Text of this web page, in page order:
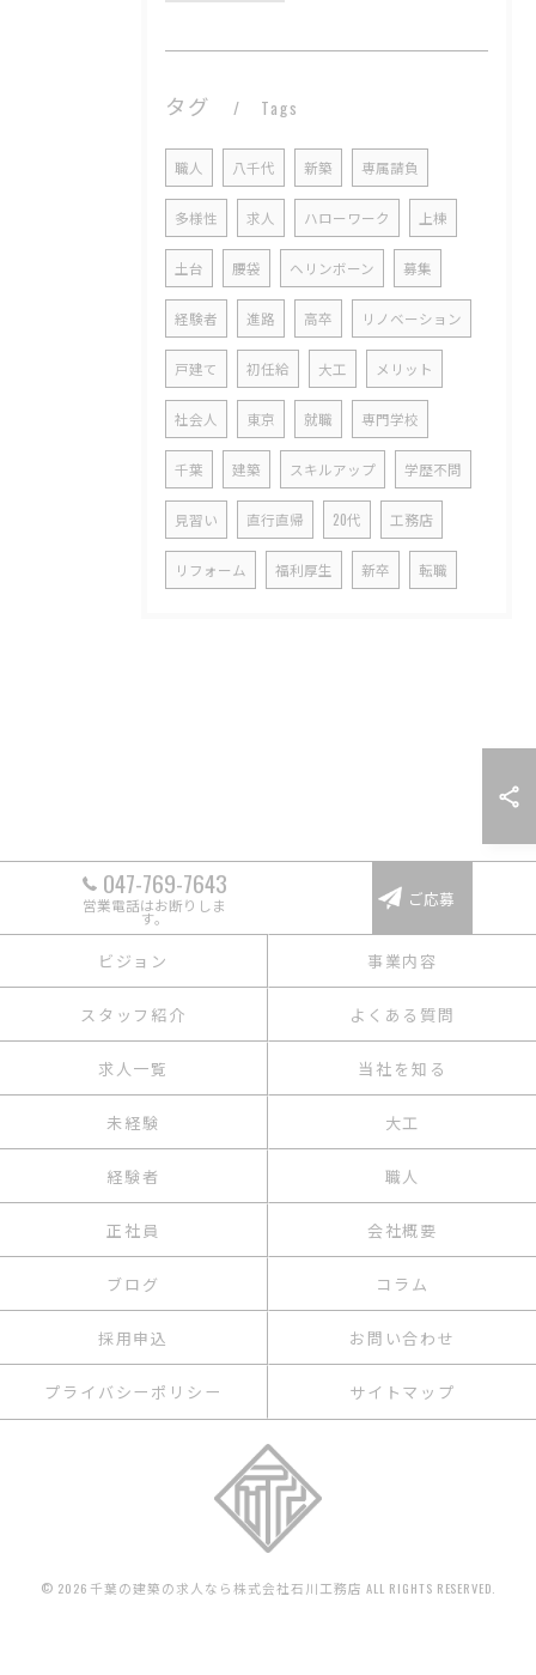
タグ Tags
職人 八千代 新築 専属請負
多様性 求人 ハローワーク 上棟
土台 腰袋 ヘリンボーン 募集
経験者 進路 高卒 リノベーション
戸建て 初任給 大工 メリット
社会人 東京 就職 専門学校
千葉 建築 スキルアップ 学歴不問
見習い 直行直帰 20代 工務店
リフォーム 福利厚生 新卒 転職
047-769-7643
営業電話はお断りしま
す。
ご応募
ビジョン 事業内容
スタッフ紹介 よくある質問
求人一覧 当社を知る
未経験 大工
経験者 職人
正社員 会社概要
ブログ コラム
採用申込 お問い合わせ
プライバシーポリシー サイトマップ
© 2026 千葉の建築の求人なら株式会社石川工務店 ALL RIGHTS RESERVED.